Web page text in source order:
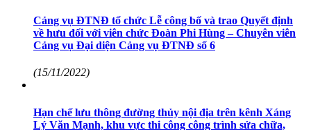
Cảng vụ ĐTNĐ tổ chức Lễ công bố và trao Quyết định
về hưu đối với viên chức Đoàn Phi Hùng – Chuyên viên
Cảng vụ Đại diện Cảng vụ ĐTNĐ số 6
(15/11/2022)
Hạn chế lưu thông đường thủy nội địa trên kênh Xáng
Lý Văn Mạnh, khu vực thi công công trình sửa chữa,